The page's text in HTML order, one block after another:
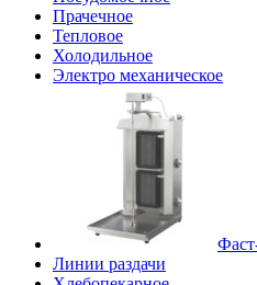
Прачечное
Тепловое
Холодильное
Электро механическое
Линии раздачи